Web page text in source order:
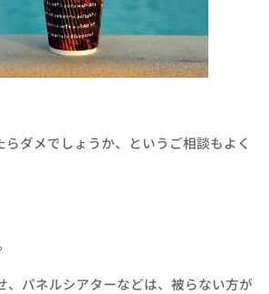
らダメでしょうか、というご相談もよく
、パネルシアターなどは、被らない方が